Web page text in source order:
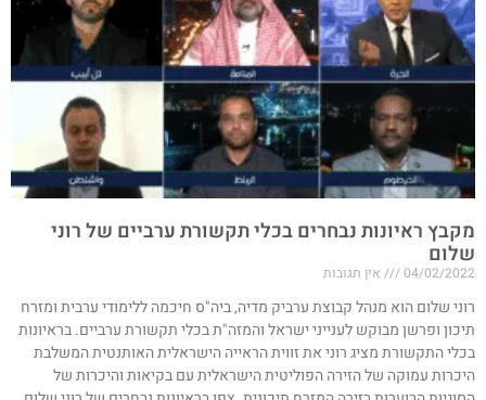
מקבץ ראיונות נבחרים בכלי תקשורת ערביים של רוני
שלום
04/02/2022 אין תגובות
רוני שלום הוא מנהל קבוצת ערביק מדיה, ביה"ס חיכמה ללימודי ערבית ומזרח
תיכון ופרשן מבוקש לענייני ישראל והמזה"ת בכלי תקשורת ערביים. בראיונות
בכלי התקשורת מציג רוני את זווית הראייה הישראלית האותנטית המשלבת
היכרות עמוקה של הזירה הפוליטית הישראלית עם בקיאות והיכרות של